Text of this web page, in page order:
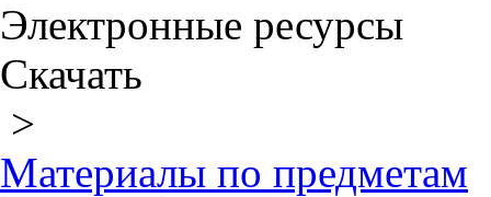
Электронные ресурсы
Скачать
>
Материалы по предметам